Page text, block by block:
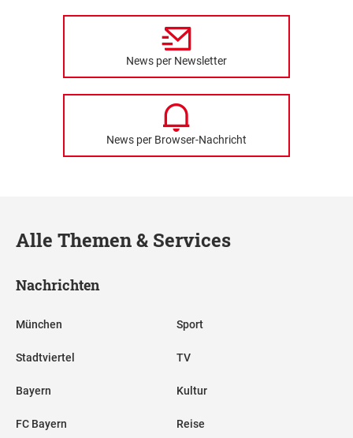
News per Newsletter
News per Browser-Nachricht
Alle Themen & Services
Nachrichten
München
Stadtviertel
Bayern
FC Bayern
Sport
TV
Kultur
Reise